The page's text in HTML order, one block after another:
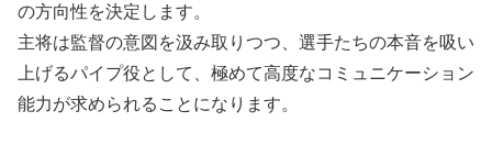
の方向性を決定します。
主将は監督の意図を汲み取りつつ、選手たちの本音を吸い
上げるパイプ役として、極めて高度なコミュニケーション
能力が求められることになります。